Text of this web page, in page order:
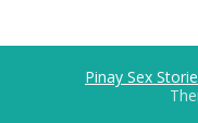
Pinay Sex